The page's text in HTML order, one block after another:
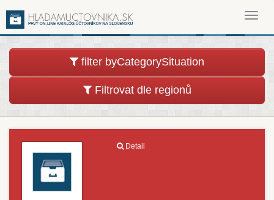
filter byCategorySituation
Filtrovat dle regionů
Detail